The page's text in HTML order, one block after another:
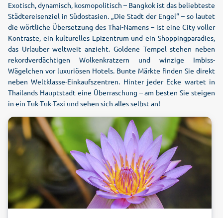
Exotisch, dynamisch, kosmopolitisch – Bangkok ist das beliebteste
Städtereisenziel in Südostasien. „Die Stadt der Engel“ – so lautet
die wörtliche Übersetzung des Thai-Namens – ist eine City voller
Kontraste, ein kulturelles Epizentrum und ein Shoppingparadies,
das Urlauber weltweit anzieht. Goldene Tempel stehen neben
rekordverdächtigen Wolkenkratzern und winzige Imbiss-
Wägelchen vor luxuriösen Hotels. Bunte Märkte finden Sie direkt
neben Weltklasse-Einkaufszentren. Hinter jeder Ecke wartet in
Thailands Hauptstadt eine Überraschung – am besten Sie steigen
in ein Tuk-Tuk-Taxi und sehen sich alles selbst an!